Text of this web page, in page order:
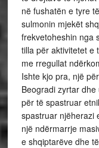
në fushatën e tyre
sulmonin mjekët
frekvetoheshin nga
tilla për aktivitetet e
me rregullat
Ishte kjo pra, një
Beogradi zyrtar
për të spastruar
spastruar njëherazi
një ndërmarrje
e shqiptarëve dhe